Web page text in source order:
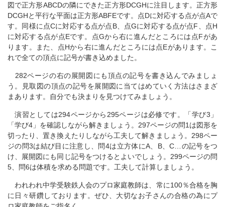
図で正方形ABCDの隣にできた正方形DCGHに注目します。正方形
DCGHと平行な平面は正方形ABFEです。点Dに対応する点が点Aで
す。同様に点Cに対応する点が点B、点Gに対応する点が点F、点H
に対応する点が点Eです。点Gから右に進んだところには点Fがあ
ります。また、点Hから右に進んだところには点Eがあります。こ
れで全ての頂点に記号が書き込めました。
282ページの右の展開図にも頂点の記号を書き込んでみましょ
う。見取図の頂点の記号を展開図に当てはめていく方法はさまざ
まあります。自分でも決まりを見つけてみましょう。
演習としては294ページから295ページは必修です。「学び3」
「学び4」を確認しながら解きましょう。297ページの問1は図形を
切ったり、置き換えたりしながら工夫して解きましょう。298ペー
ジの問3は結び目に注意し、問4は立方体にA、B、C…の記号をつ
け、展開図にも同じ記号をつけるとよいでしょう。299ページの問
5、問6は体積を求める問題です。工夫して計算しましょう。
われわれ中学受験鉄人会のプロ家庭教師は、常に100％合格を胸
に日々研鑽しております。ぜひ、大切なお子さんの合格の為にプ